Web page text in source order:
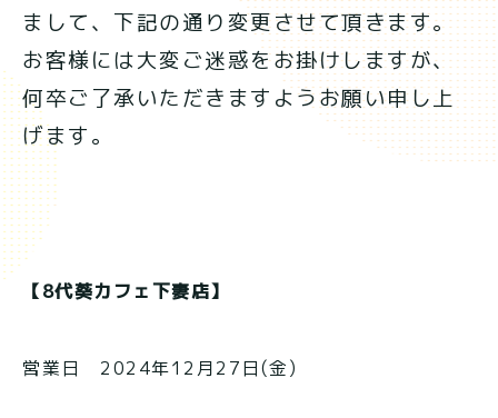
まして、下記の通り変更させて頂きます。
お客様には大変ご迷惑をお掛けしますが、
何卒ご了承いただきますようお願い申し上
げます。
【8代葵カフェ下妻店】
営業日 2024年12月27日(金)